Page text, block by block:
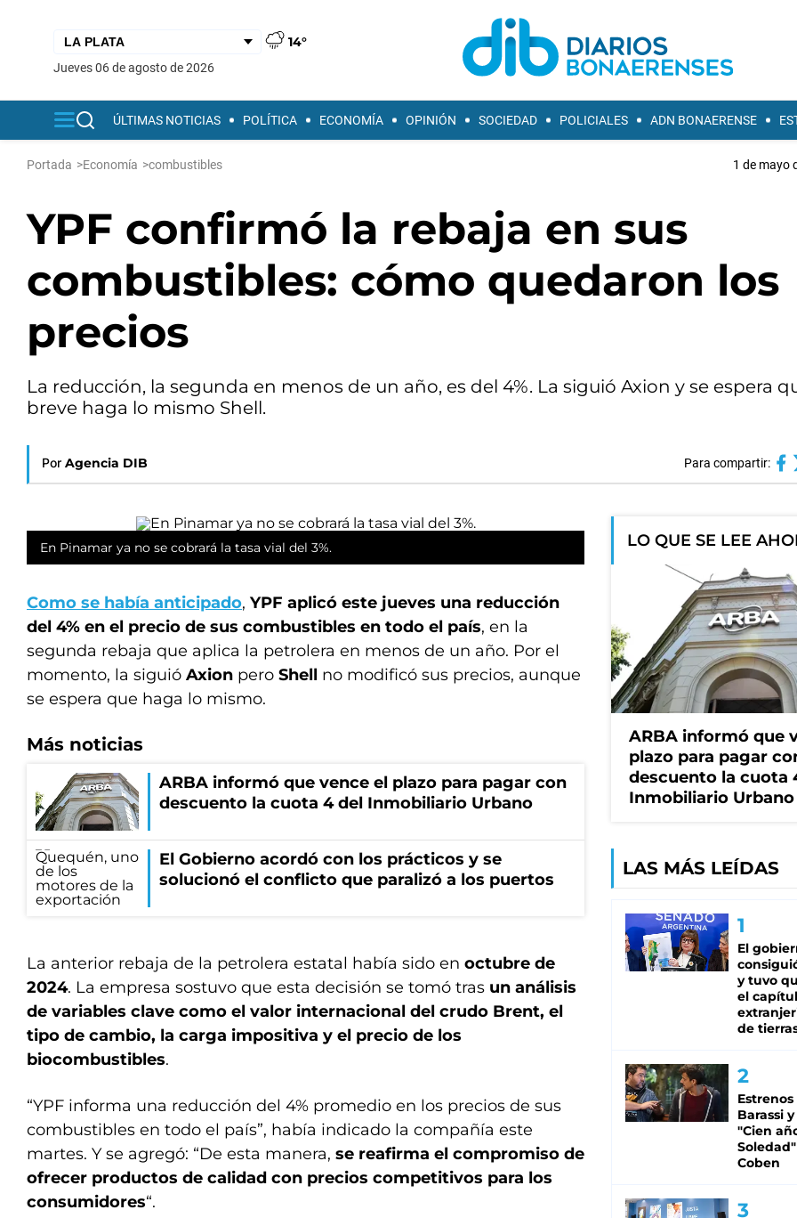
14°
jueves 06 de agosto de 2026
ÚLTIMAS NOTICIAS POLÍTICA ECONOMÍA OPINIÓN SOCIEDAD POLICIALES ADN BONAERENSE
Portada >Economía >combustibles 1 de mayo
YPF confirmó la rebaja en sus
combustibles: cómo quedaron los
precios
La reducción, la segunda en menos de un año, es del 4%. La siguió Axion y se espera
breve haga lo mismo Shell.
Por Agencia DIB Para compartir:
En Pinamar ya no se cobrará la tasa vial del 3%.
Como se había anticipado, YPF aplicó este jueves una reducción
del 4% en el precio de sus combustibles en todo el país, en la
segunda rebaja que aplica la petrolera en menos de un año. Por el
momento, la siguió Axion pero Shell no modificó sus precios, aunque
se espera que haga lo mismo.
Más noticias
ARBA informó que vence el plazo para pagar con
descuento la cuota 4 del Inmobiliario Urbano
El Gobierno acordó con los prácticos y se
solucionó el conflicto que paralizó a los puertos
La anterior rebaja de la petrolera estatal había sido en octubre de
2024. La empresa sostuvo que esta decisión se tomó tras un análisis
de variables clave como el valor internacional del crudo Brent, el
tipo de cambio, la carga impositiva y el precio de los
biocombustibles.
“YPF informa una reducción del 4% promedio en los precios de sus
combustibles en todo el país”, había indicado la compañía este
martes. Y se agregó: “De esta manera, se reafirma el compromiso de
ofrecer productos de calidad con precios competitivos para los
consumidores“.
LO QUE SE LEE
ARBA informó que
plazo para pagar
descuento la cuota
Inmobiliario Urbano
LAS MÁS LEÍDAS
El
y tuvo
el
de
Estrenos
Barassi
"Cien
Coben